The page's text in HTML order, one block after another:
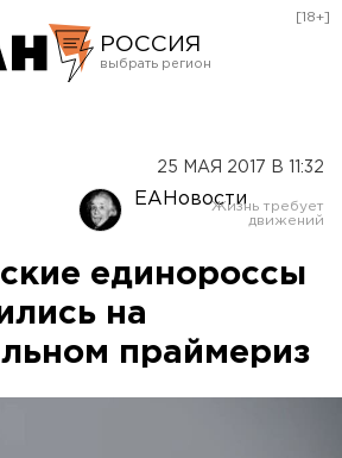
РОССИЯ
Оренбург
[18+]
25 МАЯ 2017 В 11:32
ЕАНовости
единороссы
на
праймериз